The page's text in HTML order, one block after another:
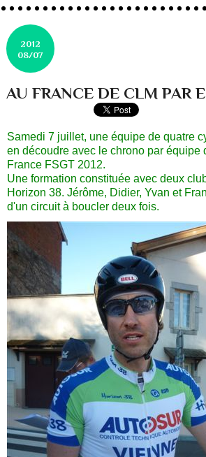
2012
08/07
AU FRANCE DE CLM PAR
Samedi 7 juillet, une équipe de quatre
en découdre avec le chrono par équipe
France FSGT 2012.
Une formation constituée avec deux
Horizon 38. Jérôme, Didier, Yvan et
d'un circuit à boucler deux fois.